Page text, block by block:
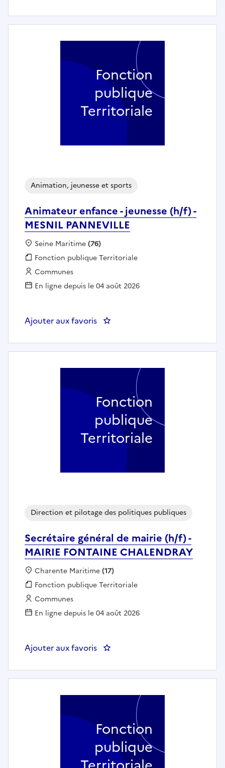
Animateur enfance - jeunesse (h/f) -
MESNIL PANNEVILLE
Animation, jeunesse et sports
Localisation :
Seine Maritime(76)
Fonction publique :
Fonction publique Territoriale
Employeur :
Communes
En ligne depuis le 04 août 2026
Ajouter aux favoris : Animateur enfance - jeunesse
Fonction
publique
Territoriale
Secrétaire général de mairie (h/f) -
MAIRIE FONTAINE CHALENDRAY
Direction et pilotage des politiques publiques
Localisation :
Charente Maritime(17)
Fonction publique :
Fonction publique Territoriale
Employeur :
Communes
En ligne depuis le 04 août 2026
Ajouter aux favoris : Secrétaire général de mairie
Fonction
publique
Territoriale
Fonction
publique